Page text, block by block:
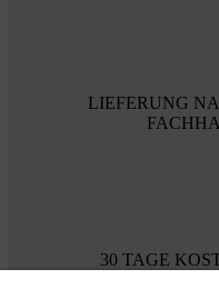
LIEFERUNG
30 TAGE